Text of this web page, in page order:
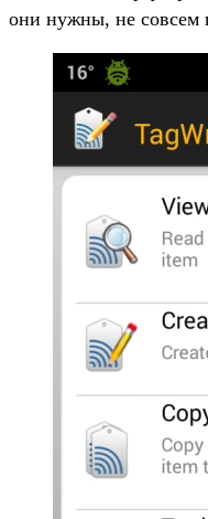
они нужны, не совсем